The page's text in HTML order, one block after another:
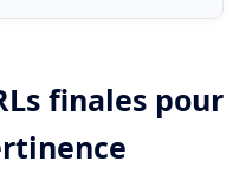
finales pour